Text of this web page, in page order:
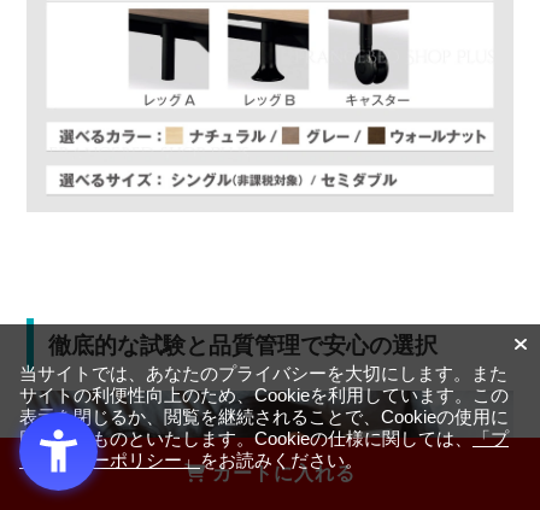
カートに入れる
徹底的な試験と品質管理で安心の選択
当サイトでは、あなたのプライバシーを大切にします。また
サイトの利便性向上のため、Cookieを利用しています。この
表示を閉じるか、閲覧を継続されることで、Cookieの使用に
同意するものといたします。Cookieの仕様に関しては、「プ
ライバシーポリシー」をお読みください。